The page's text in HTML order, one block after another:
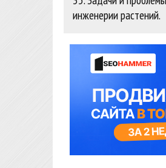
инженерии растений.